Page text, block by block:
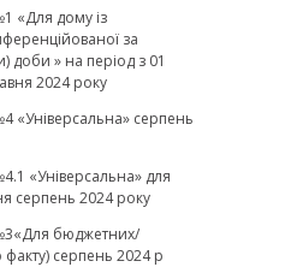
«Для дому із
за
доби » на період з 01
2024 року
«Універсальна» серпень
«Універсальна» для
серпень 2024 року
бюджетних/
серпень 2024 р